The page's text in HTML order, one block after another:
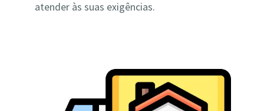
atender às suas exigências.